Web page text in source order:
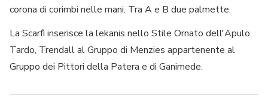
corona di corimbi nelle mani. Tra A e B due palmette.
La Scarfì inserisce la lekanis nello Stile Ornato dell'Apulo
Tardo, Trendall al Gruppo di Menzies appartenente al
Gruppo dei Pittori della Patera e di Ganimede.